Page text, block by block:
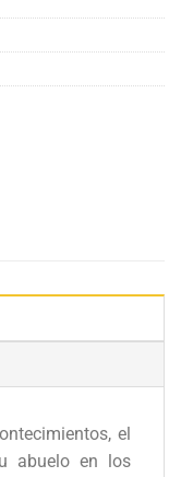
el
abuelo en los